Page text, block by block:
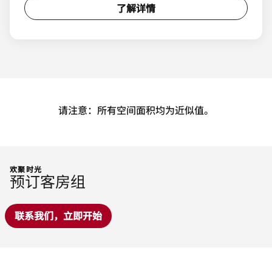
了解详情
请注意：所有空间面积均为近似值。
欢聚时光
预订客房组
联系我们，立即开始